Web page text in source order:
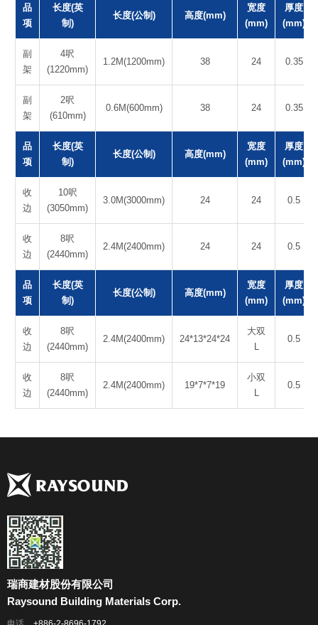
品
项
长度(英
制)
长度(公制) 高度(mm)
宽度
(mm)
厚度
(mm)
副
架
4呎
(1220mm)
1.2M(1200mm) 38 24 0.35
副
架
2呎
(610mm)
0.6M(600mm) 38 24 0.35
品
项
长度(英
制)
长度(公制) 高度(mm)
宽度
(mm)
厚度
(mm)
收
边
10呎
(3050mm)
3.0M(3000mm) 24 24 0.5
收
边
8呎
(2440mm)
2.4M(2400mm) 24 24 0.5
品
项
长度(英
制)
长度(公制) 高度(mm)
宽度
(mm)
厚度
(mm)
收
边
8呎
(2440mm)
2.4M(2400mm) 24*13*24*24
大双
L
0.5
收
边
8呎
(2440mm)
2.4M(2400mm) 19*7*7*19
小双
L
0.5
瑞商建材股份有限公司
Raysound Building Materials Corp.